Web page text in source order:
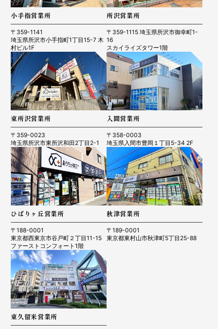
小手指営業所
〒359-1141
埼玉県所沢市小手指町1丁目15-7 木
村ビル1F
所沢営業所
〒359-1115 埼玉県所沢市御幸町1-
16
スカイライズタワー1階
東所沢営業所
〒359-0023
埼玉県所沢市東所沢和田2丁目2-1
入間営業所
〒358-0003
埼玉県入間市豊岡１丁目5-34 2F
ひばりヶ丘営業所
〒188-0001
東京都西東京市谷戸町２丁目11-15
ファーストコンフォート1階
秋津営業所
〒189-0001
東京都東村山市秋津町5丁目25-88
東久留米営業所